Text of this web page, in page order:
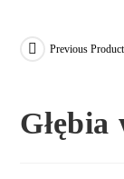
Previous Product
Głębia